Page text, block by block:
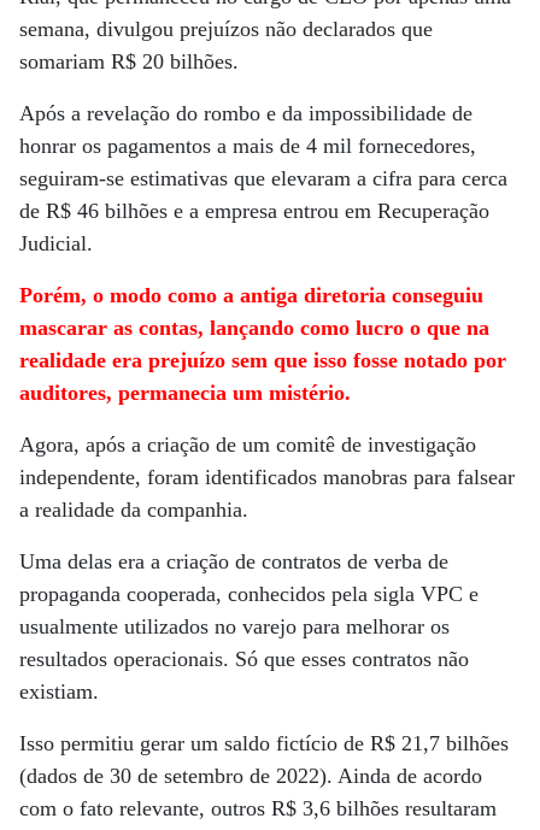
semana, divulgou prejuízos não declarados que
somariam R$ 20 bilhões.
Após a revelação do rombo e da impossibilidade de
honrar os pagamentos a mais de 4 mil fornecedores,
seguiram-se estimativas que elevaram a cifra para cerca
de R$ 46 bilhões e a empresa entrou em Recuperação
Judicial.
Porém, o modo como a antiga diretoria conseguiu
mascarar as contas, lançando como lucro o que na
realidade era prejuízo sem que isso fosse notado por
auditores, permanecia um mistério.
Agora, após a criação de um comitê de investigação
independente, foram identificados manobras para falsear
a realidade da companhia.
Uma delas era a criação de contratos de verba de
propaganda cooperada, conhecidos pela sigla VPC e
usualmente utilizados no varejo para melhorar os
resultados operacionais. Só que esses contratos não
existiam.
Isso permitiu gerar um saldo fictício de R$ 21,7 bilhões
(dados de 30 de setembro de 2022). Ainda de acordo
com o fato relevante, outros R$ 3,6 bilhões resultaram